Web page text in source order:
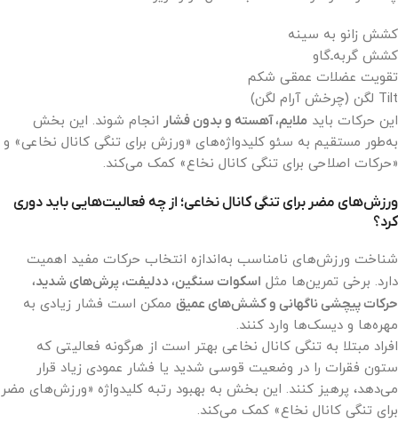
کشش زانو به سینه
کشش گربه‌ـ‌گاو
تقویت عضلات عمقی شکم
Tilt لگن (چرخش آرام لگن)
این حرکات باید ملایم، آهسته و بدون فشار انجام شوند. این بخش
به‌طور مستقیم به سئو کلیدواژه‌های «ورزش برای تنگی کانال نخاعی» و
«حرکات اصلاحی برای تنگی کانال نخاع» کمک می‌کند.
ورزش‌های مضر برای تنگی کانال نخاعی؛ از چه فعالیت‌هایی باید دوری
کرد؟
شناخت ورزش‌های نامناسب به‌اندازه انتخاب حرکات مفید اهمیت
دارد. برخی تمرین‌ها مثل اسکوات سنگین، ددلیفت، پرش‌های شدید،
حرکات پیچشی ناگهانی و کشش‌های عمیق ممکن است فشار زیادی به
مهره‌ها و دیسک‌ها وارد کنند.
افراد مبتلا به تنگی کانال نخاعی بهتر است از هرگونه فعالیتی که
ستون فقرات را در وضعیت قوسی شدید یا فشار عمودی زیاد قرار
می‌دهد، پرهیز کنند. این بخش به بهبود رتبه کلیدواژه «ورزش‌های مضر
برای تنگی کانال نخاع» کمک می‌کند.